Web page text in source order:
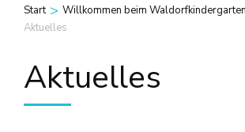
Start > Willkommen beim
Aktuelles
Aktuelles